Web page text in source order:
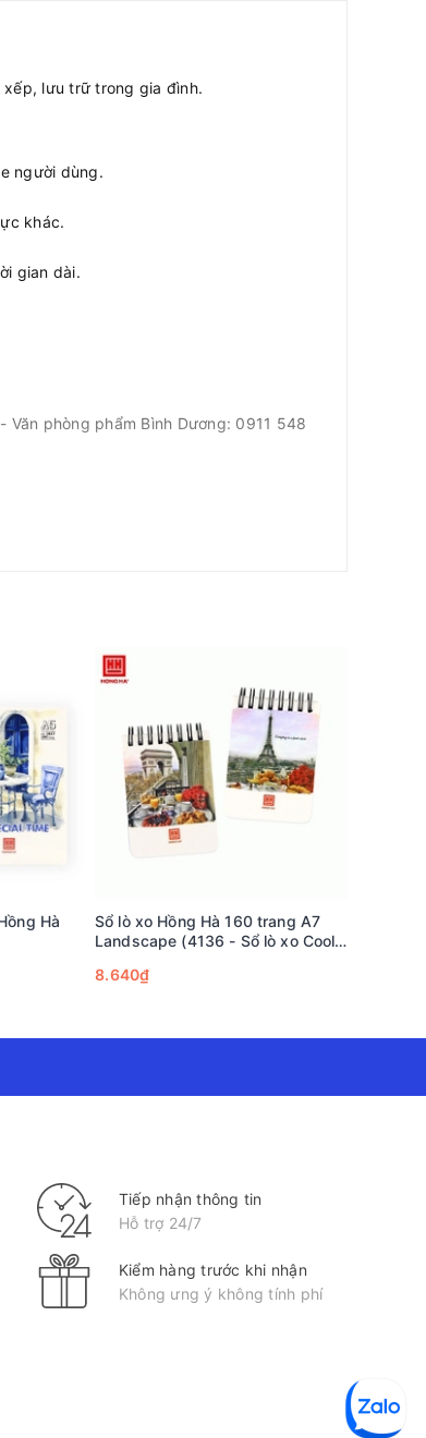
xếp, lưu trữ trong gia đình.
người dùng.
khác.
gian dài.
phòng phẩm Bình Dương: 0911 548
Hà
Sổ lò xo Hồng Hà 160 trang A7
Landscape (4136 - Sổ lò xo Cool,
8.640₫
Tiếp nhận thông tin
Hỗ trợ 24/7
Kiểm hàng trước khi nhận
Không ưng ý không tính phí